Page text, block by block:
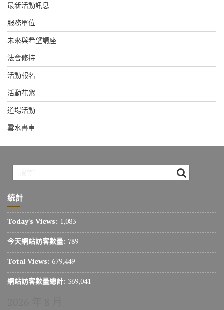
最新活動訊息
服務單位
未來與希望講座
法會修持
活動報名
活動花絮
道場活動
雲水書車
統計
Today's Views: 1,083
今天網站訪客數量: 789
Total Views: 679,449
網站訪客數量總計: 369,041